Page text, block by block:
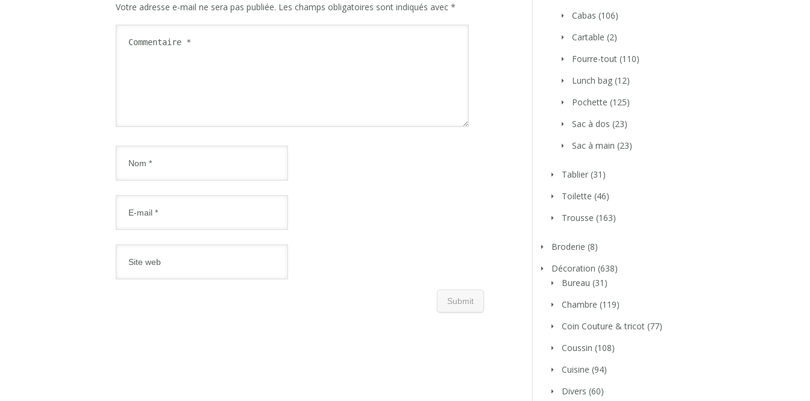
Votre adresse e-mail ne sera pas publiée. Les champs obligatoires sont indiqués avec *
Cabas (106)
Cartable (2)
Fourre-tout (110)
Lunch bag (12)
Pochette (125)
Sac à dos (23)
Sac à main (23)
Tablier (31)
Toilette (46)
Trousse (163)
Broderie (8)
Décoration (638)
Bureau (31)
Chambre (119)
Coin Couture & tricot (77)
Coussin (108)
Cuisine (94)
Divers (60)